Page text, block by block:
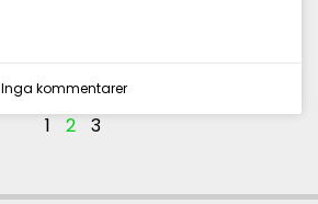
Inga kommentarer
1 2 3